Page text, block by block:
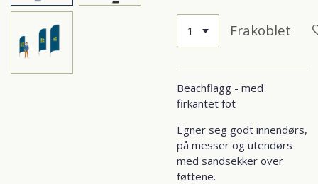
Frakoblet
Beachflagg - med
firkantet fot
Egner seg godt innendørs,
på messer og utendørs
med sandsekker over
føttene.